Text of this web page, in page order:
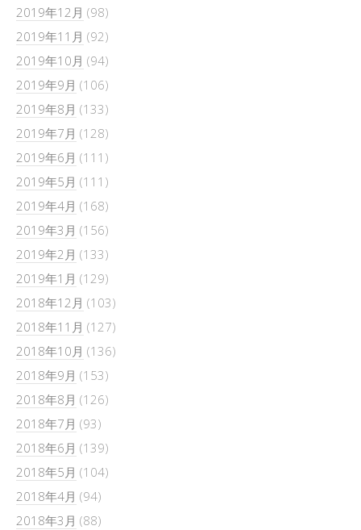
2019年12月 (98)
2019年11月 (92)
2019年10月 (94)
2019年9月 (106)
2019年8月 (133)
2019年7月 (128)
2019年6月 (111)
2019年5月 (111)
2019年4月 (168)
2019年3月 (156)
2019年2月 (133)
2019年1月 (129)
2018年12月 (103)
2018年11月 (127)
2018年10月 (136)
2018年9月 (153)
2018年8月 (126)
2018年7月 (93)
2018年6月 (139)
2018年5月 (104)
2018年4月 (94)
2018年3月 (88)